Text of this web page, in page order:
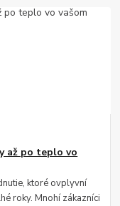
až po teplo vo
ktoré ovplyvní
roky. Mnohí zákazníci